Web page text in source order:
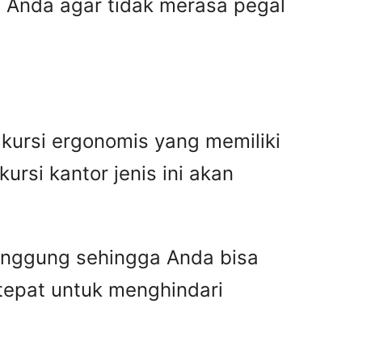
agar tidak merasa pegal
ergonomis yang memiliki
kantor jenis ini akan
sehingga Anda bisa
untuk menghindari